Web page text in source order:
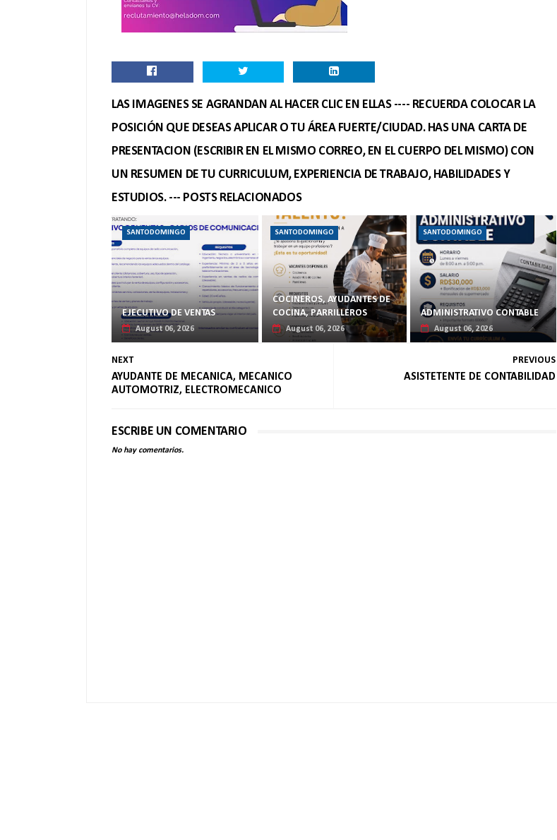
LAS IMAGENES SE AGRANDAN AL HACER CLIC EN ELLAS ---- RECUERDA COLOCAR LA
POSICIÓN QUE DESEAS APLICAR O TU ÁREA FUERTE/CIUDAD. HAS UNA CARTA DE
PRESENTACION (ESCRIBIR EN EL MISMO CORREO, EN EL CUERPO DEL MISMO) CON
UN RESUMEN DE TU CURRICULUM, EXPERIENCIA DE TRABAJO, HABILIDADES Y
ESTUDIOS. --- POSTS RELACIONADOS
SANTODOMINGO
EJECUTIVO DE VENTAS
August 06, 2026
SANTODOMINGO
COCINEROS, AYUDANTES DE
COCINA, PARRILLEROS
August 06, 2026
SANTODOMINGO
ADMINISTRATIVO CONTABLE
August 06, 2026
NEXT
AYUDANTE DE MECANICA, MECANICO
AUTOMOTRIZ, ELECTROMECANICO
PREVIOUS
ASISTETENTE DE CONTABILIDAD
ESCRIBE UN COMENTARIO
No hay comentarios.